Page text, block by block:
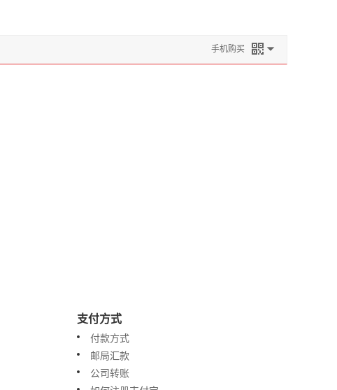
手机购买
支付方式
付款方式
邮局汇款
公司转账